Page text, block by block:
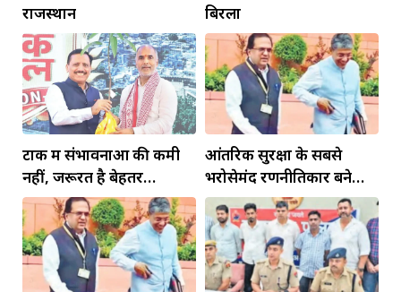
राजस्थान
बिरला
टोंक में संभावनाओं की कमी
नहीं, जरूरत है बेहतर
इंफ्रास्ट्रक्चर की
आंतरिक सुरक्षा के सबसे
भरोसेमंद रणनीतिकार बने
रहेंगे गोविंद मोहन